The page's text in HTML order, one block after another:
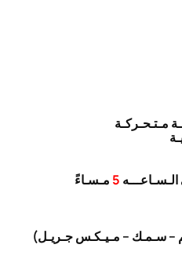
مـتـحـركـة
5 مـسـاءً
– سـمـك – مـيـكـس جـريـل)